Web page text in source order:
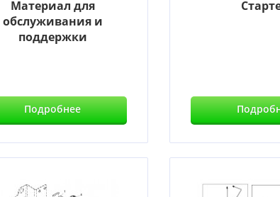
Материал для
обслуживания и
поддержки
Подробнее